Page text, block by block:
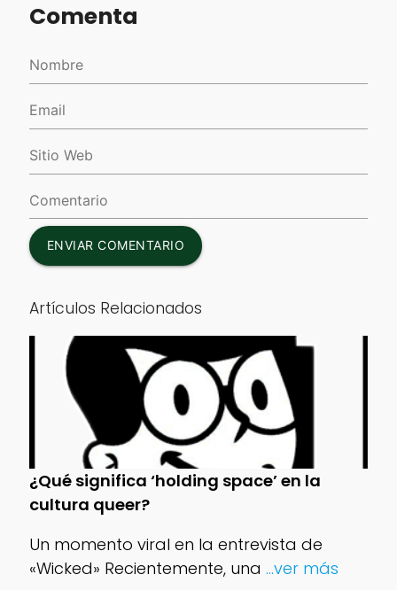
Comenta
ENVIAR COMENTARIO
Artículos Relacionados
¿Qué significa ‘holding space’ en la
cultura queer?
Un momento viral en la entrevista de
«Wicked» Recientemente, una ...ver más